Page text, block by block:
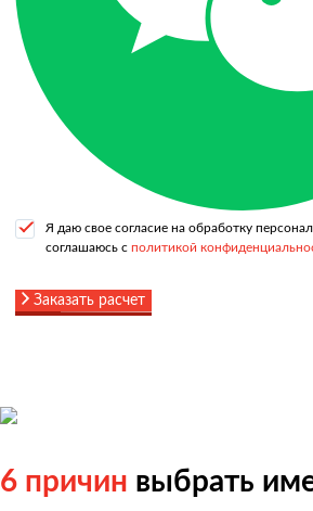
Я даю свое согласие на обработку
соглашаюсь с политикой
Заказать расчет
6 причин выбрать